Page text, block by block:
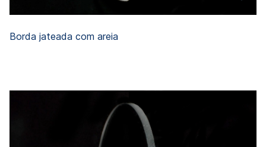
Borda jateada com areia